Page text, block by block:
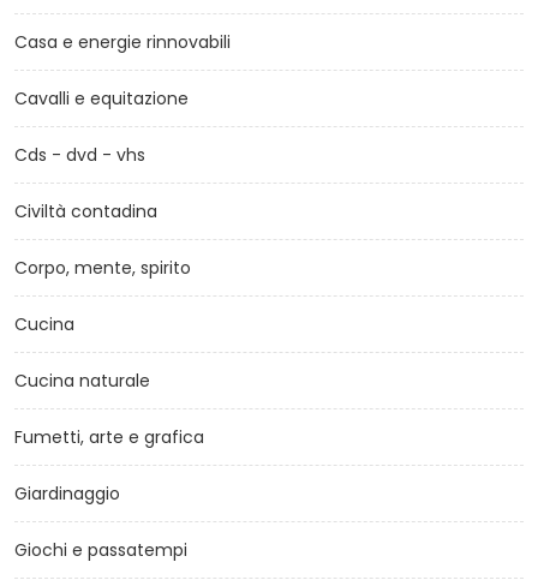
Casa e energie rinnovabili
Cavalli e equitazione
Cds - dvd - vhs
Civiltà contadina
Corpo, mente, spirito
Cucina
Cucina naturale
Fumetti, arte e grafica
Giardinaggio
Giochi e passatempi